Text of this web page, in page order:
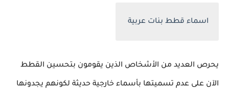
اسماء قطط بنات عربية
يحرص العديد من الأشخاص الذين يقومون بتحسين القطط
الآن على عدم تسميتها بأسماء خارجية حديثة لكونهم يجدونها